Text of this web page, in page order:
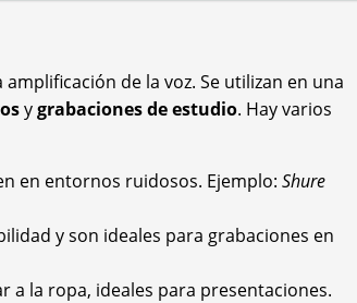
de la voz. Se utilizan en una
ygrabaciones de estudio. Hay varios
en entornos ruidosos. Ejemplo: Shure
y son ideales para grabaciones en
a la ropa, ideales para presentaciones.